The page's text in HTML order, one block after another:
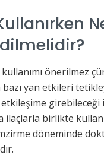
önerilmez
yan etkileri
ilaçlarla birlikte
döneminde